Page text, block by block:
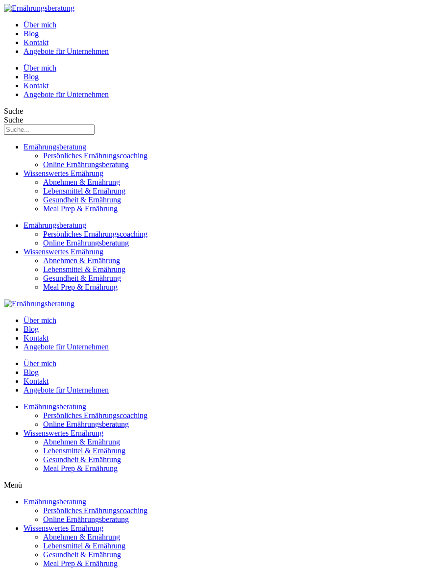
Über mich
Blog
Kontakt
Angebote für Unternehmen
Über mich
Blog
Kontakt
Angebote für Unternehmen
Suche
Suche
Ernährungsberatung
Persönliches Ernährungscoaching
Online Ernährungsberatung
Wissenswertes Ernährung
Abnehmen & Ernährung
Lebensmittel & Ernährung
Gesundheit & Ernährung
Meal Prep & Ernährung
Ernährungsberatung
Persönliches Ernährungscoaching
Online Ernährungsberatung
Wissenswertes Ernährung
Abnehmen & Ernährung
Lebensmittel & Ernährung
Gesundheit & Ernährung
Meal Prep & Ernährung
Über mich
Blog
Kontakt
Angebote für Unternehmen
Über mich
Blog
Kontakt
Angebote für Unternehmen
Ernährungsberatung
Persönliches Ernährungscoaching
Online Ernährungsberatung
Wissenswertes Ernährung
Abnehmen & Ernährung
Lebensmittel & Ernährung
Gesundheit & Ernährung
Meal Prep & Ernährung
Menü
Ernährungsberatung
Persönliches Ernährungscoaching
Online Ernährungsberatung
Wissenswertes Ernährung
Abnehmen & Ernährung
Lebensmittel & Ernährung
Gesundheit & Ernährung
Meal Prep & Ernährung